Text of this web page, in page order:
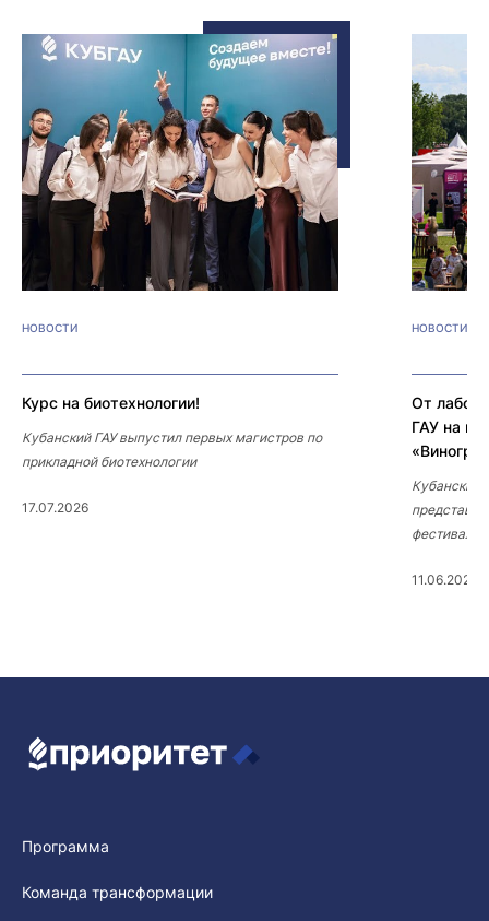
НОВОСТИ
Курс на биотехнологии!
Кубанский ГАУ выпустил первых магистров по
прикладной биотехнологии
17.07.2026
НОВОСТИ
От
ГАУ на
Кубанский
фестивале
11.06.2026
Программа
Команда трансформации